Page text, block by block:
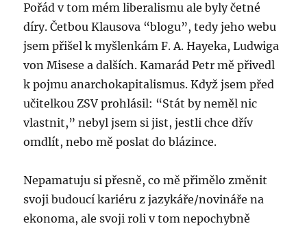
Pořád v tom mém liberalismu ale byly četné
díry. Četbou Klausova “blogu”, tedy jeho webu
jsem přišel k myšlenkám F. A. Hayeka, Ludwiga
von Misese a dalších. Kamarád Petr mě přivedl
k pojmu anarchokapitalismus. Když jsem před
učitelkou ZSV prohlásil: “Stát by neměl nic
vlastnit,” nebyl jsem si jist, jestli chce dřív
omdlít, nebo mě poslat do blázince.
Nepamatuju si přesně, co mě přimělo změnit
svoji budoucí kariéru z jazykáře/novináře na
ekonoma, ale svoji roli v tom nepochybně